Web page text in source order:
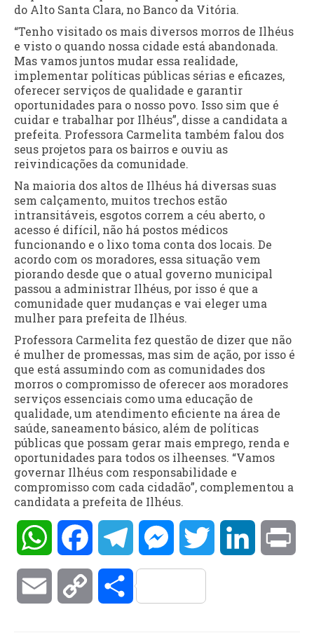
do Alto Santa Clara, no Banco da Vitória.
“Tenho visitado os mais diversos morros de Ilhéus
e visto o quando nossa cidade está abandonada.
Mas vamos juntos mudar essa realidade,
implementar políticas públicas sérias e eficazes,
oferecer serviços de qualidade e garantir
oportunidades para o nosso povo. Isso sim que é
cuidar e trabalhar por Ilhéus”, disse a candidata a
prefeita. Professora Carmelita também falou dos
seus projetos para os bairros e ouviu as
reivindicações da comunidade.
Na maioria dos altos de Ilhéus há diversas suas
sem calçamento, muitos trechos estão
intransitáveis, esgotos correm a céu aberto, o
acesso é difícil, não há postos médicos
funcionando e o lixo toma conta dos locais. De
acordo com os moradores, essa situação vem
piorando desde que o atual governo municipal
passou a administrar Ilhéus, por isso é que a
comunidade quer mudanças e vai eleger uma
mulher para prefeita de Ilhéus.
Professora Carmelita fez questão de dizer que não
é mulher de promessas, mas sim de ação, por isso é
que está assumindo com as comunidades dos
morros o compromisso de oferecer aos moradores
serviços essenciais como uma educação de
qualidade, um atendimento eficiente na área de
saúde, saneamento básico, além de políticas
públicas que possam gerar mais emprego, renda e
oportunidades para todos os ilheenses. “Vamos
governar Ilhéus com responsabilidade e
compromisso com cada cidadão”, complementou a
candidata a prefeita de Ilhéus.
WhatsAppFacebookTelegramMessengerTwitter LinkedIn
Email Copy Compartilhar